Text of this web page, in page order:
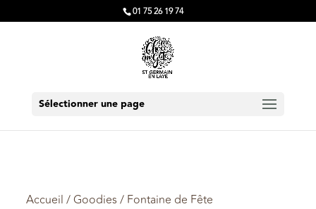
01 75 26 19 74
Sélectionner une page
Accueil /Goodies / Fontaine de Fête